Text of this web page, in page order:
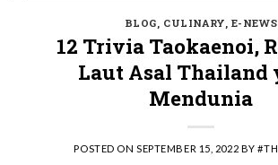
BLOG, CULINARY, E-NEWS
12 Trivia Taokaenoi,
Laut Asal Thailand
Mendunia
POSTED ON SEPTEMBER 15, 2022 BY